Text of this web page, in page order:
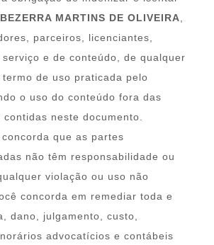
MARTINS DE OLIVEIRA
parceiros, licenciantes,
e de conteúdo, de qualquer
de uso praticada pelo
o uso do conteúdo fora das
neste documento.
que as partes
não têm responsabilidade ou
violação ou uso não
concorda em remediar toda e
dano, julgamento, custo,
advocatícios e contábeis